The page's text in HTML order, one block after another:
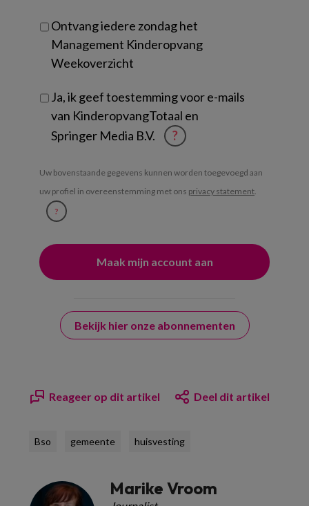
Ontvang iedere zondag het
Management Kinderopvang
Weekoverzicht
Ja, ik geef toestemming voor e-mails
van KinderopvangTotaal en
Springer Media B.V.
?
Uw bovenstaande gegevens kunnen worden toegevoegd aan
uw profiel in overeenstemming met ons privacy statement.
?
Bekijk hier onze abonnementen
Reageer op dit artikel Deel dit artikel
Bso gemeente huisvesting
Marike Vroom